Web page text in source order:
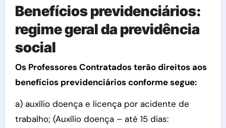
Benefícios previdenciários:
regime geral da previdência
social
Os Professores Contratados terão direitos aos
benefícios previdenciários conforme segue:
a) auxílio doença e licença por acidente de
trabalho; (Auxílio doença – até 15 dias: